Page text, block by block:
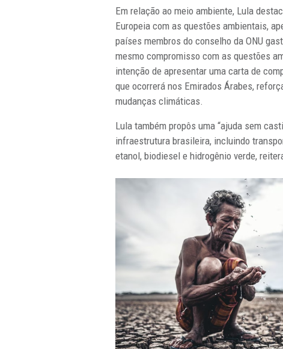
Em relação ao meio ambiente, Lula
Europeia com as questões ambientais,
países membros do conselho da ONU
mesmo compromisso com as questões
intenção de apresentar uma carta de
que ocorrerá nos Emirados Árabes,
mudanças climáticas.
Lula também propôs uma “ajuda sem
infraestrutura brasileira, incluindo
etanol, biodiesel e hidrogênio verde,